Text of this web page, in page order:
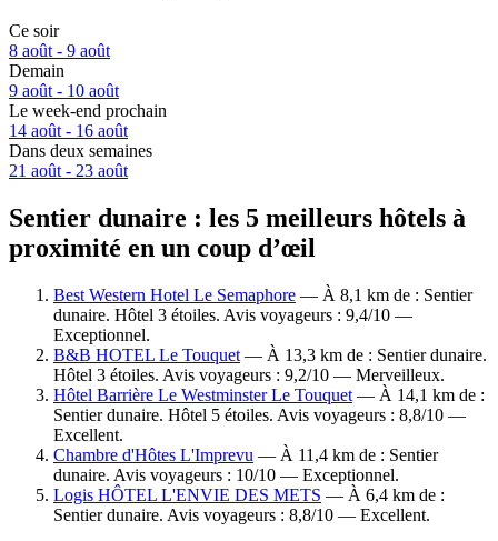
Ce soir
8 août - 9 août
Demain
9 août - 10 août
Le week-end prochain
14 août - 16 août
Dans deux semaines
21 août - 23 août
Sentier dunaire : les 5 meilleurs hôtels à
proximité en un coup d’œil
Best Western Hotel Le Semaphore — À 8,1 km de : Sentier
dunaire. Hôtel 3 étoiles. Avis voyageurs : 9,4/10 —
Exceptionnel.
B&B HOTEL Le Touquet — À 13,3 km de : Sentier dunaire.
Hôtel 3 étoiles. Avis voyageurs : 9,2/10 — Merveilleux.
Hôtel Barrière Le Westminster Le Touquet — À 14,1 km de :
Sentier dunaire. Hôtel 5 étoiles. Avis voyageurs : 8,8/10 —
Excellent.
Chambre d'Hôtes L'Imprevu — À 11,4 km de : Sentier
dunaire. Avis voyageurs : 10/10 — Exceptionnel.
Logis HÔTEL L'ENVIE DES METS — À 6,4 km de :
Sentier dunaire. Avis voyageurs : 8,8/10 — Excellent.